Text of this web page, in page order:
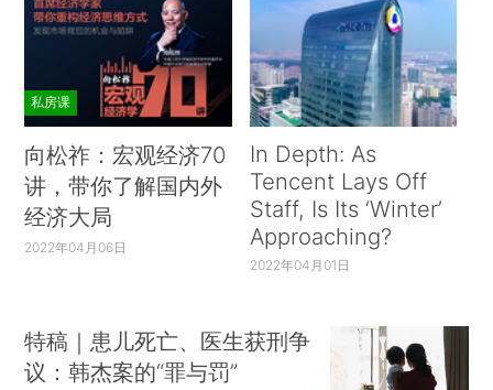
私房课
向松祚：宏观经济70
讲，带你了解国内外
经济大局
2022年04月06日
In Depth: As
Tencent Lays Off
Staff, Is Its ‘Winter’
Approaching?
2022年04月01日
特稿｜患儿死亡、医生获刑争
议：韩杰案的“罪与罚”